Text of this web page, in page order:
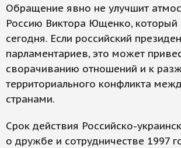
Обращение явно не улучшит
Россию Виктора Ющенко, который
сегодня. Если российский
парламентариев, это может
сворачиванию отношений и к
территориального конфликта
странами.
Срок действия Российско-
о дружбе и сотрудничестве 1997